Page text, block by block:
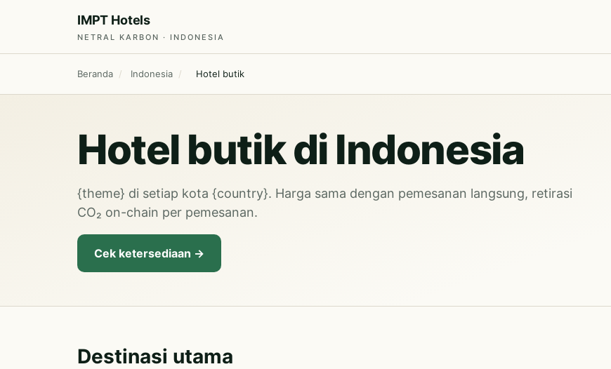
IMPT Hotels
NETRAL KARBON · INDONESIA
Beranda / Indonesia / Hotel butik
Hotel butik di Indonesia
{theme} di setiap kota {country}. Harga sama dengan pemesanan langsung, retirasi
CO₂ on-chain per pemesanan.
Cek ketersediaan →
Destinasi utama